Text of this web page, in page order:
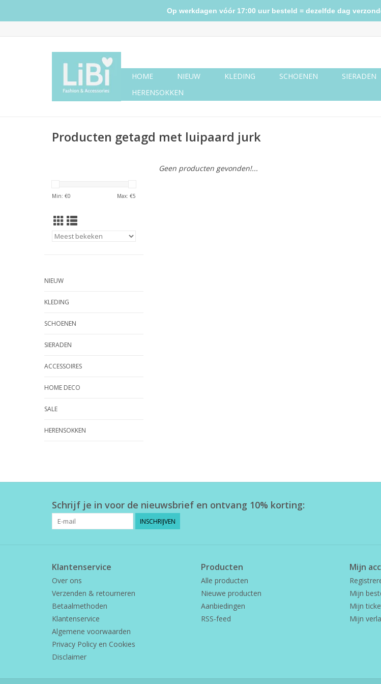
HOME NIEUW KLEDING SCHOENEN SIERADEN
HERENSOKKEN
Producten getagd met luipaard jurk
Min: €0 Max: €5
NIEUW
KLEDING
SCHOENEN
SIERADEN
ACCESSOIRES
HOME DECO
SALE
HERENSOKKEN
Geen producten gevonden!...
Schrijf je in voor de nieuwsbrief en ontvang 10% korting:
INSCHRIJVEN
Klantenservice
Over ons
Verzenden & retourneren
Betaalmethoden
Klantenservice
Algemene voorwaarden
Privacy Policy en Cookies
Disclaimer
Producten
Alle producten
Nieuwe producten
Aanbiedingen
RSS-feed
Mijn
Mijn
Mijn
Mijn
Op werkdagen vóór 17:00 uur besteld = dezelfde dag